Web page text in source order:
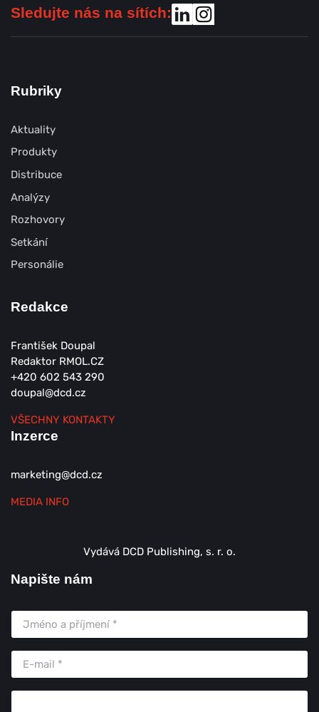
Sledujte nás na sítích:
Rubriky
Aktuality
Produkty
Distribuce
Analýzy
Rozhovory
Setkání
Personálie
Redakce
František Doupal
Redaktor RMOL.CZ
+420 602 543 290
doupal@dcd.cz
VŠECHNY KONTAKTY
Inzerce
marketing@dcd.cz
MEDIA INFO
Vydává DCD Publishing, s. r. o.
Napište nám